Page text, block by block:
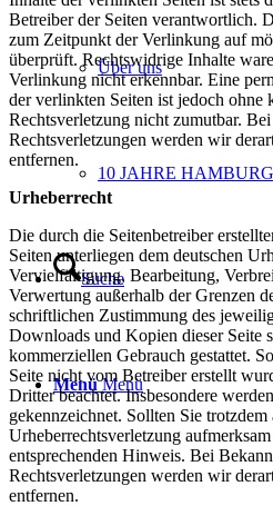
Über uns
10 JAHRE
Suche
Menü Menü
Betreiber der Seiten verantwortlich.
zum Zeitpunkt der Verlinkung auf
überprüft. Rechtswidrige Inhalte
Verlinkung nicht erkennbar. Eine
der verlinkten Seiten ist jedoch ohne
Rechtsverletzung nicht zumutbar.
Rechtsverletzungen werden wir
entfernen.
Urheberrecht
Die durch die Seitenbetreiber
Seiten unterliegen dem deutschen
Vervielfältigung, Bearbeitung,
Verwertung außerhalb der Grenzen
schriftlichen Zustimmung des
Downloads und Kopien dieser Seite
kommerziellen Gebrauch gestattet.
Seite nicht vom Betreiber erstellt
Dritter beachtet. Insbesondere
gekennzeichnet. Sollten Sie trotzdem
Urheberrechtsverletzung
entsprechenden Hinweis. Bei
Rechtsverletzungen werden wir
entfernen.